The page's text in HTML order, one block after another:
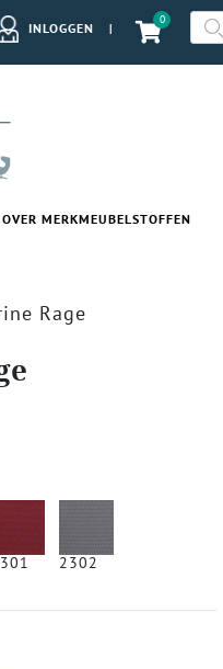
INLOGGEN |
0
OVER MERKMEUBELSTOFFEN
Rage
2302